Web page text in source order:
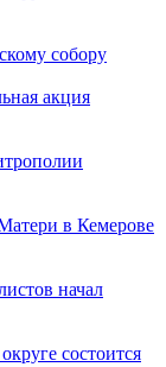
собору
акция
в Кемерове
начал
состоится